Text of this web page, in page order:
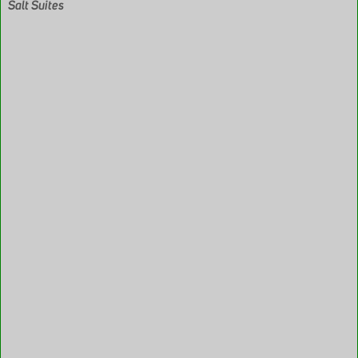
Salt Suites